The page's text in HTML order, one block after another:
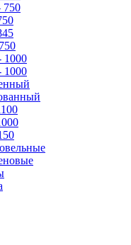
750
1000
1000